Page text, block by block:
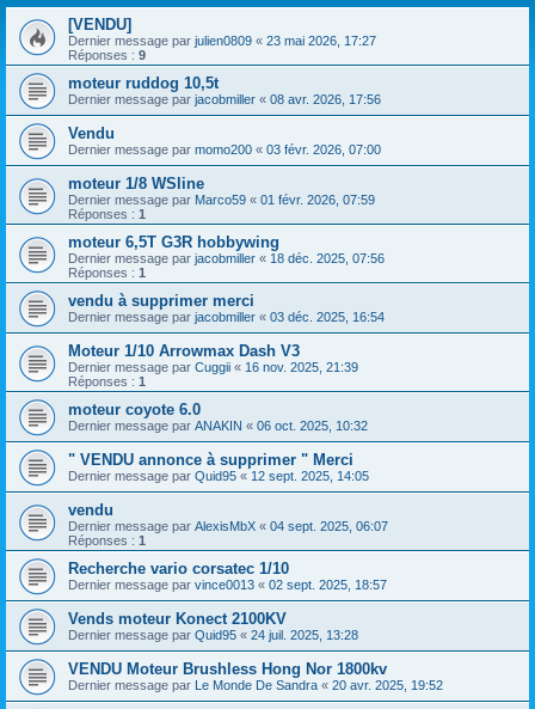
[VENDU]
Dernier message par julien0809 « 23 mai 2026, 17:27
Réponses : 9
moteur ruddog 10,5t
Dernier message par jacobmiller « 08 avr. 2026, 17:56
Vendu
Dernier message par momo200 « 03 févr. 2026, 07:00
moteur 1/8 WSline
Dernier message par Marco59 « 01 févr. 2026, 07:59
Réponses : 1
moteur 6,5T G3R hobbywing
Dernier message par jacobmiller « 18 déc. 2025, 07:56
Réponses : 1
vendu à supprimer merci
Dernier message par jacobmiller « 03 déc. 2025, 16:54
Moteur 1/10 Arrowmax Dash V3
Dernier message par Cuggii « 16 nov. 2025, 21:39
Réponses : 1
moteur coyote 6.0
Dernier message par ANAKIN « 06 oct. 2025, 10:32
" VENDU annonce à supprimer " Merci
Dernier message par Quid95 « 12 sept. 2025, 14:05
vendu
Dernier message par AlexisMbX « 04 sept. 2025, 06:07
Réponses : 1
Recherche vario corsatec 1/10
Dernier message par vince0013 « 02 sept. 2025, 18:57
Vends moteur Konect 2100KV
Dernier message par Quid95 « 24 juil. 2025, 13:28
VENDU Moteur Brushless Hong Nor 1800kv
Dernier message par Le Monde De Sandra « 20 avr. 2025, 19:52